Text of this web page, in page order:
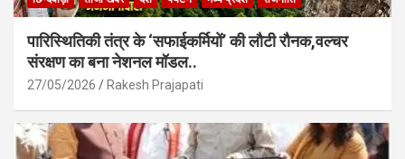
पारिस्थितिकी तंत्र के ‘सफाईकर्मियों’ की लौटी रौनक,वल्चर
संरक्षण का बना नेशनल मॉडल..
27/05/2026 Rakesh Prajapati